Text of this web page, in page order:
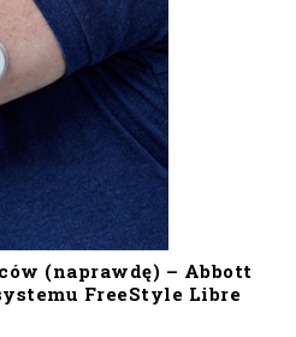
(naprawdę) – Abbott
FreeStyle Libre